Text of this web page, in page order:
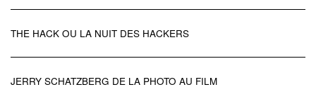
THE HACK OU LA NUIT DES HACKERS
JERRY SCHATZBERG DE LA PHOTO AU FILM